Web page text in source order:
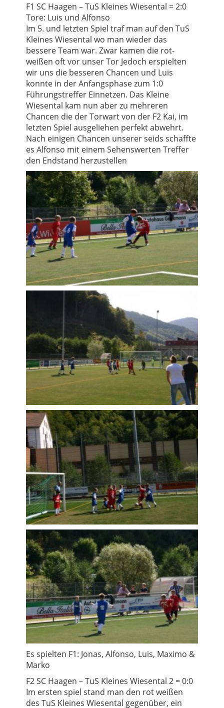
F1 SC Haagen – TuS Kleines Wiesental = 2:0
Tore: Luis und Alfonso
Im 5. und letzten Spiel traf man auf den TuS
Kleines Wiesental wo man wieder das
bessere Team war. Zwar kamen die rot-
weißen oft vor unser Tor Jedoch erspielten
wir uns die besseren Chancen und Luis
konnte in der Anfangsphase zum 1:0
Führungstreffer Einnetzen. Das Kleine
Wiesental kam nun aber zu mehreren
Chancen die der Torwart von der F2 Kai, im
letzten Spiel ausgeliehen perfekt abwehrt.
Nach einigen Chancen unserer seids schaffte
es Alfonso mit einem Sehenswerten Treffer
den Endstand herzustellen
Es spielten F1: Jonas, Alfonso, Luis, Maximo &
Marko
F2 SC Haagen – TuS Kleines Wiesental 2 = 0:0
Im ersten spiel stand man den rot weißen
des TuS Kleines Wiesental gegenüber, ein